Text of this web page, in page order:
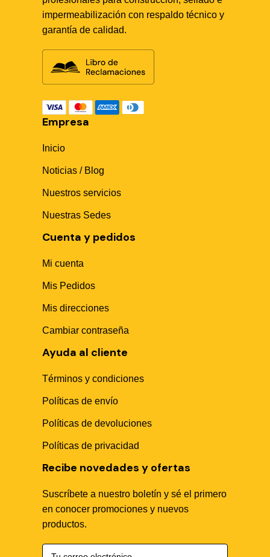
impermeabilización con respaldo técnico y
garantía de calidad.
Empresa
Inicio
Noticias / Blog
Nuestros servicios
Nuestras Sedes
Cuenta y pedidos
Mi cuenta
Mis Pedidos
Mis direcciones
Cambiar contraseña
Ayuda al cliente
Términos y condiciones
Políticas de envío
Políticas de devoluciones
Políticas de privacidad
Recibe novedades y ofertas
Suscríbete a nuestro boletín y sé el primero
en conocer promociones y nuevos
productos.
Sika Center AI
🤖
¿Necesitas asesoría técnica, fichas en PDF o buscas